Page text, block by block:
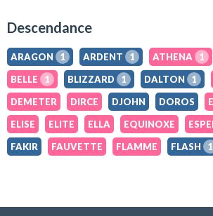
Descendance
ARAGON 1 ARDENT 1 ATHENA 1
BELLE
1 BLIZZARD 1 DALTON 1
DEMETER
DIRCE DJOHN DOROS
ELISE
ELITE ELLA EQUINOXE
FAKIR
FAUVETTE FLAMME FLASH 1